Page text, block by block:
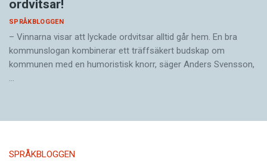
ordvitsar!
SPRÅKBLOGGEN
– Vinnarna visar att lyckade ordvitsar alltid går hem. En bra
kommunslogan kombinerar ett träffsäkert budskap om
kommunen med en humoristisk knorr, säger Anders Svensson,
…
SPRÅKBLOGGEN